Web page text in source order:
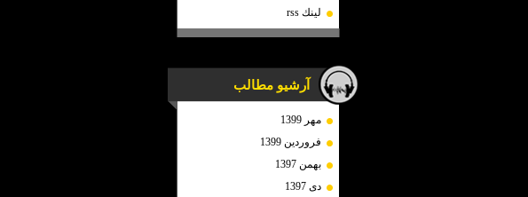
لينك rss
آرشیو مطالب
مهر 1399
فروردین 1399
بهمن 1397
دی 1397